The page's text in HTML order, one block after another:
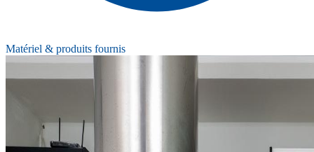
Matériel & produits fournis